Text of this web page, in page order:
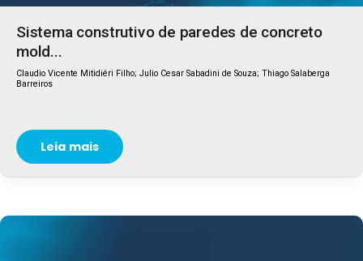
Sistema construtivo de paredes de concreto
mold...
Claudio Vicente Mitidiéri Filho; Julio Cesar Sabadini de Souza; Thiago Salaberga
Barreiros
Leia mais